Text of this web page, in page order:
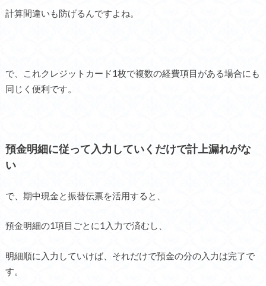
計算間違いも防げるんですよね。
で、これクレジットカード1枚で複数の経費項目がある場合にも
同じく便利です。
預金明細に従って入力していくだけで計上漏れがな
い
で、期中現金と振替伝票を活用すると、
預金明細の1項目ごとに1入力で済むし、
明細順に入力していけば、それだけで預金の分の入力は完了で
す。